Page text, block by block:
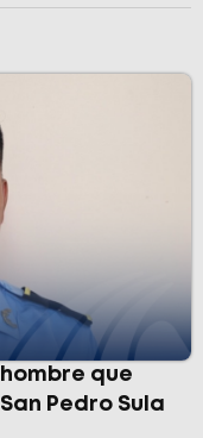
que
Pedro Sula